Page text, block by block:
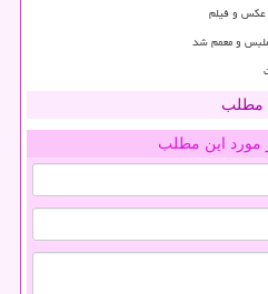
عکس و فیلم
و معمم شد
مطلب
مورد این مطلب